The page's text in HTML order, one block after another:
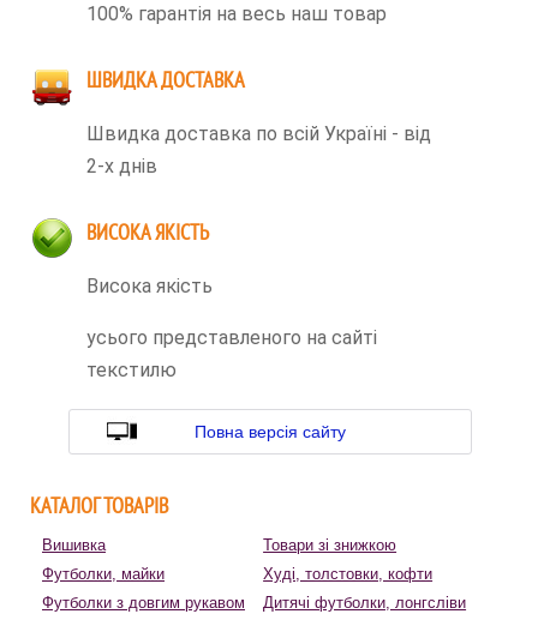
100% гарантія на весь наш товар
ШВИДКА ДОСТАВКА
Швидка доставка по всій Україні - від
2-х днів
ВИСОКА ЯКІСТЬ
Висока якість
усього представленого на сайті
текстилю
Повна версія сайту
КАТАЛОГ ТОВАРІВ
Вишивка
Товари зі знижкою
Футболки, майки
Худі, толстовки, кофти
Футболки з довгим рукавом
Дитячі футболки, лонгсліви